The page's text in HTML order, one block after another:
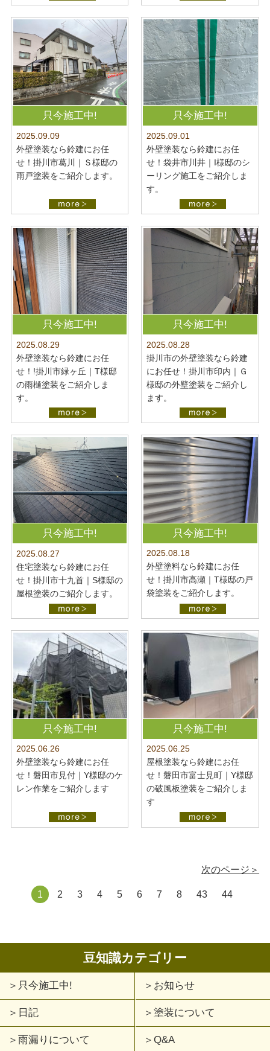
只今施工中!
2025.09.09
外壁塗装なら鈴建にお任
せ！掛川市葛川｜Ｓ様邸の
雨戸塗装をご紹介します。
只今施工中!
2025.09.01
外壁塗装なら鈴建にお任
せ！袋井市川井｜I様邸のシ
ーリング施工をご紹介しま
す。
只今施工中!
2025.08.29
外壁塗装なら鈴建にお任
せ！!掛川市緑ヶ丘｜T様邸
の雨樋塗装をご紹介しま
す。
只今施工中!
2025.08.28
掛川市の外壁塗装なら鈴建
にお任せ！掛川市印内｜Ｇ
様邸の外壁塗装をご紹介し
ます。
只今施工中!
2025.08.27
住宅塗装なら鈴建にお任
せ！掛川市十九首｜S様邸の
屋根塗装のご紹介します。
只今施工中!
2025.08.18
外壁塗料なら鈴建にお任
せ！掛川市高瀬｜T様邸の戸
袋塗装をご紹介します。
只今施工中!
2025.06.26
外壁塗装なら鈴建にお任
せ！磐田市見付｜Y様邸のケ
レン作業をご紹介します
只今施工中!
2025.06.25
屋根塗装なら鈴建にお任
せ！磐田市富士見町｜Y様邸
の破風板塗装をご紹介しま
す
1 2 3 4 5 6 7 8 43 44
次のページ＞
豆知識カテゴリー
只今施工中! お知らせ
日記 塗装について
雨漏りについて Q&A